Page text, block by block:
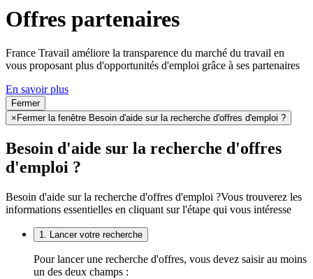
Offres partenaires
France Travail améliore la transparence du marché du travail en
vous proposant plus d'opportunités d'emploi grâce à ses partenaires
En savoir plus
Fermer
× Fermer la fenêtre Besoin d'aide sur la recherche d'offres d'emploi ?
Besoin d'aide sur la recherche d'offres
d'emploi ?
Besoin d'aide sur la recherche d'offres d'emploi ?Vous trouverez les
informations essentielles en cliquant sur l'étape qui vous intéresse
1. Lancer votre recherche
Pour lancer une recherche d'offres, vous devez saisir au moins
un des deux champs :